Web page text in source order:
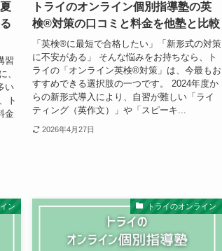
習
、
い
ト
金
トライのオンライン個別指導塾の英
検®対策の口コミと料金を他塾と比較
「英検®に最短で合格したい」「新形式の対策
に不安がある」 そんな悩みをお持ちなら、ト
ライの「オンライン英検®対策」は、今最もお
すすめできる選択肢の一つです。 2024年度か
らの新形式導入により、自習が難しい「ライ
ティング（英作文）」や「スピーキ...
2026年4月27日
ン トライのオンライン